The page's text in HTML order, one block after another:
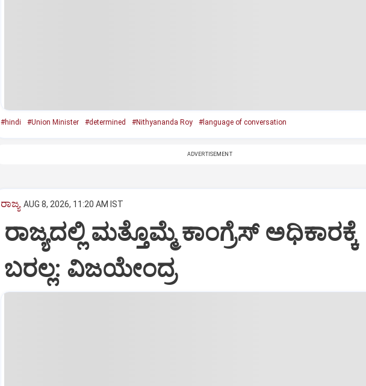
#hindi #Union Minister #determined #Nithyananda Roy #language of conversation
ADVERTISEMENT
ರಾಜ್ಯ AUG 8, 2026, 11:20 AM IST
ರಾಜ್ಯದಲ್ಲಿ ಮತ್ತೊಮ್ಮೆ ಕಾಂಗ್ರೆಸ್‌ ಅಧಿಕಾರಕ್ಕೆ
ಬರಲ್ಲ: ವಿಜಯೇಂದ್ರ